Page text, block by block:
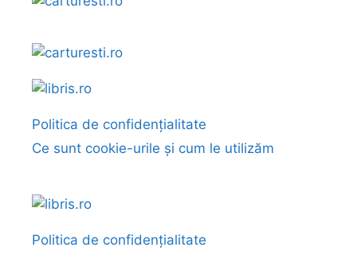
Politica de confidențialitate
Ce sunt cookie-urile și cum le utilizăm
Politica de confidențialitate